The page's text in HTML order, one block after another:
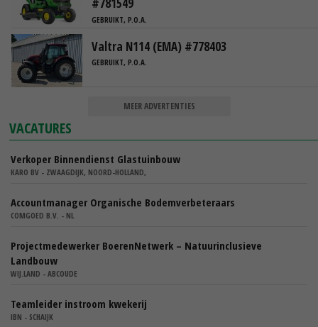
#781549
GEBRUIKT, P.O.A.
Valtra N114 (EMA) #778403
GEBRUIKT, P.O.A.
MEER ADVERTENTIES
VACATURES
Verkoper Binnendienst Glastuinbouw
KARO BV - ZWAAGDIJK, NOORD-HOLLAND,
Accountmanager Organische Bodemverbeteraars
COMGOED B.V. - NL
Projectmedewerker BoerenNetwerk – Natuurinclusieve
Landbouw
WIJ.LAND - ABCOUDE
Teamleider instroom kwekerij
IBN - SCHAIJK